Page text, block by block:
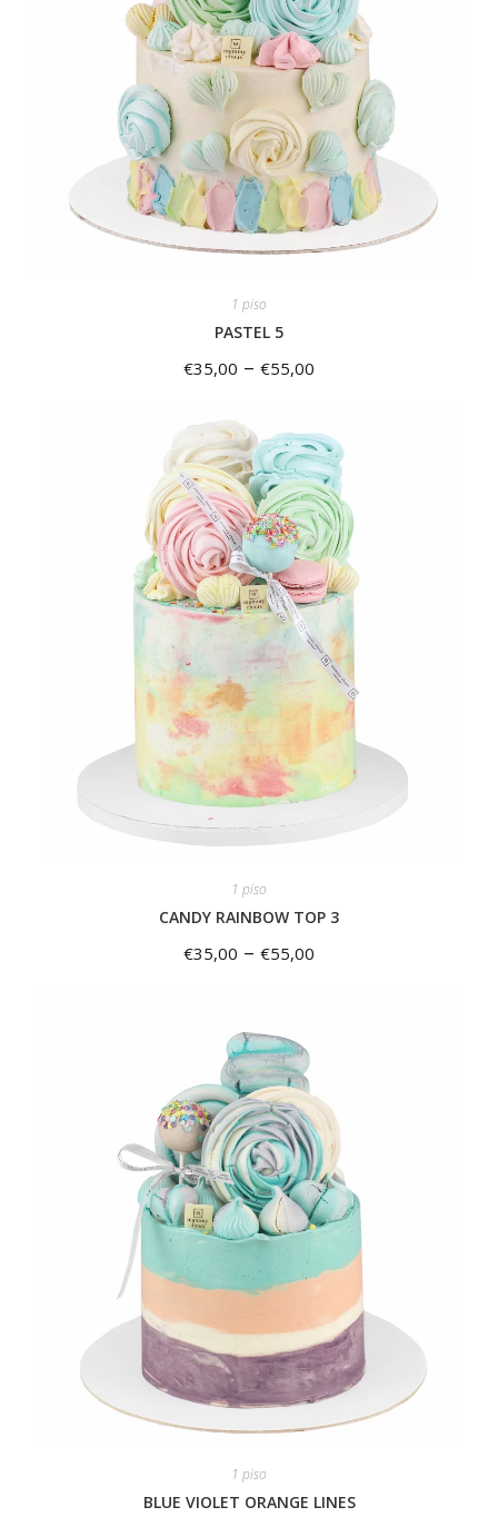
1 piso
PASTEL 5
€35,00 – €55,00
1 piso
CANDY RAINBOW TOP 3
€35,00 – €55,00
1 piso
BLUE VIOLET ORANGE LINES